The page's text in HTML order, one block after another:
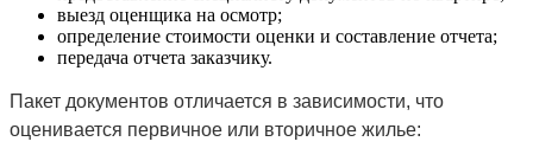
выезд оценщика на осмотр;
определение стоимости оценки и составление отчета;
передача отчета заказчику.
Пакет документов отличается в зависимости, что
оценивается первичное или вторичное жилье: